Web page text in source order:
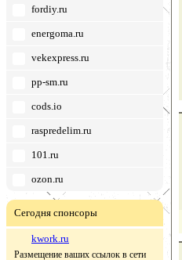
fordiy.ru
energoma.ru
vekexpress.ru
pp-sm.ru
cods.io
raspredelim.ru
101.ru
ozon.ru
Сегодня спонсоры
kwork.ru
Размещение ваших ссылок в сети